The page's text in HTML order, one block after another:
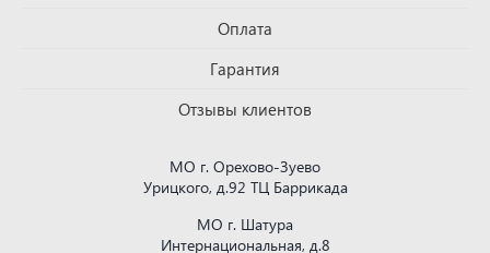
Оплата
Гарантия
Отзывы клиентов
МО г. Орехово-Зуево
Урицкого, д.92 ТЦ Баррикада
МО г. Шатура
Интернациональная, д.8